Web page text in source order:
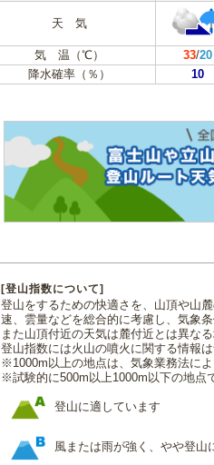
天 気
気 温（℃） 33/20
降水確率（％）
10
[登山指数について]
登山をするための快適さを、山頂や山
速、雲量などを総合的に考慮し、気象
また山頂付近の天気は麓付近とは異な
登山指数には火山の噴火に関する情報は
※1000m以上の地点は、気象業務法によ
※試験的に500m以上1000m以下の地点
登山に適しています
風または雨が強く、やや登山